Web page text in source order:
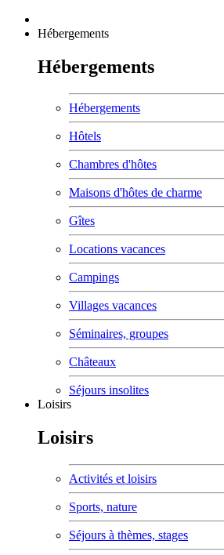
Hébergements
Hébergements
Hébergements
Hôtels
Chambres d'hôtes
Maisons d'hôtes de charme
Gîtes
Locations vacances
Campings
Villages vacances
Séminaires, groupes
Châteaux
Séjours insolites
Loisirs
Loisirs
Activités et loisirs
Sports, nature
Séjours à thèmes, stages